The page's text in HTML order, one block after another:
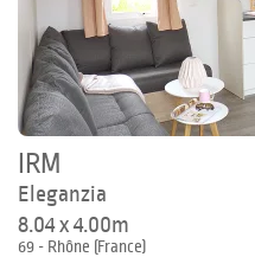
IRM
Eleganzia
8.04 x 4.00m
69 - Rhône (France)